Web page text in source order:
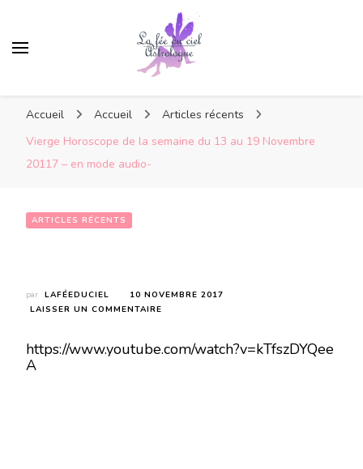
Accueil Accueil
Articles récents
Vierge Horoscope de la semaine du 13 au 19 Novembre
20117 – en mode audio-
ARTICLES RÉCENTS
par LAFÉEDUCIEL
10 NOVEMBRE 2017
LAISSER UN COMMENTAIRE
DE
https://www.youtube.com/watch?v=kTfszDYQee
A